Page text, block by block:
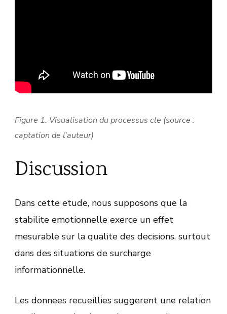
Figure 1. Visualisation du processus cle (source :
captation de l’auteur)
Discussion
Dans cette etude, nous supposons que la
stabilite emotionnelle exerce un effet
mesurable sur la qualite des decisions, surtout
dans des situations de surcharge
informationnelle.
Les donnees recueillies suggerent une relation